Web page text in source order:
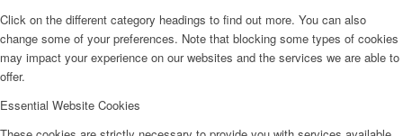
Click on the different category headings to find out more. You can also
change some of your preferences. Note that blocking some types of cookies
may impact your experience on our websites and the services we are able to
offer.
Essential Website Cookies